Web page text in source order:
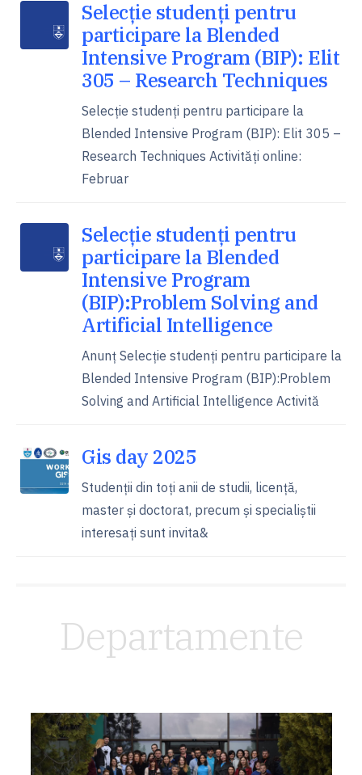
Selecție studenți pentru
participare la Blended
Intensive Program (BIP): Elit
305 – Research Techniques
Selecție studenți pentru participare la
Blended Intensive Program (BIP): Elit 305 –
Research Techniques Activități online:
Februar
Selecție studenți pentru
participare la Blended
Intensive Program
(BIP):Problem Solving and
Artificial Intelligence
Anunț Selecție studenți pentru participare la
Blended Intensive Program (BIP):Problem
Solving and Artificial Intelligence Activită
Gis day 2025
Studenții din toți anii de studii, licență,
master și doctorat, precum și specialiștii
interesați sunt invita&
Departamente